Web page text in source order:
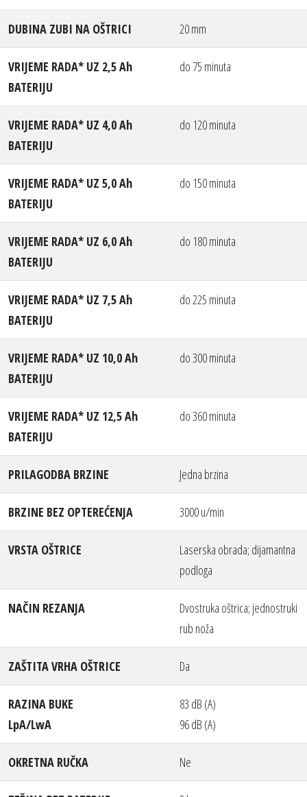
DUBINA ZUBI NA OŠTRICI 20 mm
VRIJEME RADA* UZ 2,5 Ah
BATERIJU
do 75 minuta
VRIJEME RADA* UZ 4,0 Ah
BATERIJU
do 120 minuta
VRIJEME RADA* UZ 5,0 Ah
BATERIJU
do 150 minuta
VRIJEME RADA* UZ 6,0 Ah
BATERIJU
do 180 minuta
VRIJEME RADA* UZ 7,5 Ah
BATERIJU
do 225 minuta
VRIJEME RADA* UZ 10,0 Ah
BATERIJU
do 300 minuta
VRIJEME RADA* UZ 12,5 Ah
BATERIJU
do 360 minuta
PRILAGODBA BRZINE Jedna brzina
BRZINE BEZ OPTEREĆENJA 3000 u/min
VRSTA OŠTRICE
Laserska obrada; dijamantna
podloga
NAČIN REZANJA
Dvostruka oštrica; jednostruki
rub noža
ZAŠTITA VRHA OŠTRICE Da
RAZINA BUKE
LpA/LwA
83 dB (A)
96 dB (A)
OKRETNA RUČKA Ne